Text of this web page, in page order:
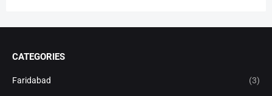
CATEGORIES
Faridabad (3)